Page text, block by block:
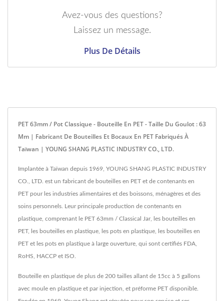
Avez-vous des questions?
Laissez un message.
Plus De Détails
PET 63mm / Pot Classique - Bouteille En PET - Taille Du Goulot : 63
Mm | Fabricant De Bouteilles Et Bocaux En PET Fabriqués À
Taïwan | YOUNG SHANG PLASTIC INDUSTRY CO., LTD.
Implantée à Taïwan depuis 1969, YOUNG SHANG PLASTIC INDUSTRY
CO., LTD. est un fabricant de bouteilles en PET et de contenants en
PET pour les industries alimentaires et des boissons, ménagères et des
soins personnels. Leur principale production de contenants en
plastique, comprenant le PET 63mm / Classical Jar, les bouteilles en
PET, les bouteilles en plastique, les pots en plastique, les bouteilles en
PET et les pots en plastique à large ouverture, qui sont certifiés FDA,
RoHS, HACCP et ISO.
Bouteille en plastique de plus de 200 tailles allant de 15cc à 5 gallons
avec moule en plastique et par injection, et préforme PET disponible.